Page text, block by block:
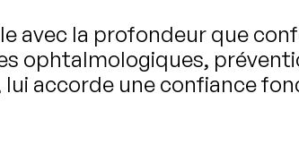
avec la profondeur que
ophtalmologiques,
accorde une confiance